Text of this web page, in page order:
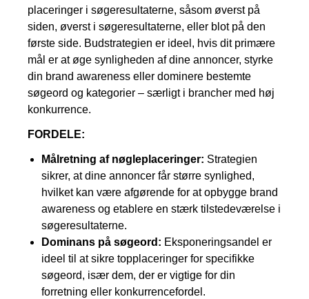
placeringer i søgeresultaterne, såsom øverst på
siden, øverst i søgeresultaterne, eller blot på den
første side. Budstrategien er ideel, hvis dit primære
mål er at øge synligheden af dine annoncer, styrke
din brand awareness eller dominere bestemte
søgeord og kategorier – særligt i brancher med høj
konkurrence.
FORDELE:
Målretning af nøgleplaceringer: Strategien
sikrer, at dine annoncer får større synlighed,
hvilket kan være afgørende for at opbygge brand
awareness og etablere en stærk tilstedeværelse i
søgeresultaterne.
Dominans på søgeord: Eksponeringsandel er
ideel til at sikre topplaceringer for specifikke
søgeord, især dem, der er vigtige for din
forretning eller konkurrencefordel.